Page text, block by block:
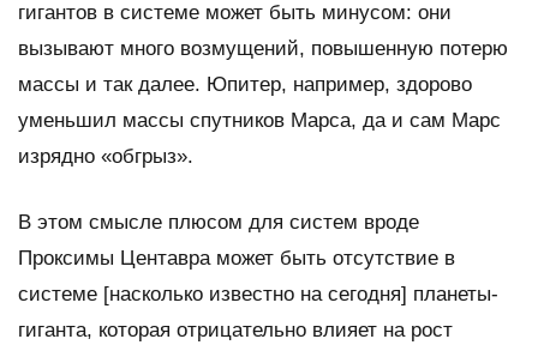
гигантов в системе может быть минусом: они
вызывают много возмущений, повышенную потерю
массы и так далее. Юпитер, например, здорово
уменьшил массы спутников Марса, да и сам Марс
изрядно «обгрыз».
В этом смысле плюсом для систем вроде
Проксимы Центавра может быть отсутствие в
системе [насколько известно на сегодня] планеты-
гиганта, которая отрицательно влияет на рост